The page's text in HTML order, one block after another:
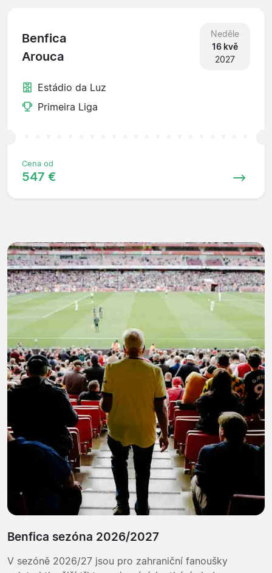
Benfica
Arouca
Neděle
16 kvě
2027
Estádio da Luz
Primeira Liga
Cena od
547 €
Benfica sezóna 2026/2027
V sezóně 2026/27 jsou pro zahraniční fanoušky